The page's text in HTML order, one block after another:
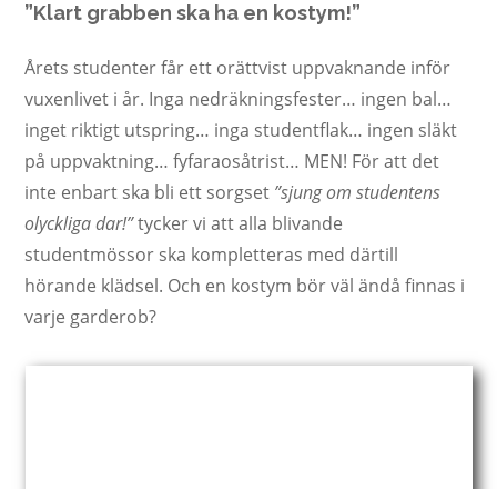
”Klart grabben ska ha en kostym!”
Årets studenter får ett orättvist uppvaknande inför
vuxenlivet i år. Inga nedräkningsfester… ingen bal…
inget riktigt utspring… inga studentflak… ingen släkt
på uppvaktning… fyfaraosåtrist… MEN! För att det
inte enbart ska bli ett sorgset ”sjung om studentens
olyckliga dar!”tycker vi att alla blivande
studentmössor ska kompletteras med därtill
hörande klädsel. Och en kostym bör väl ändå finnas i
varje garderob?